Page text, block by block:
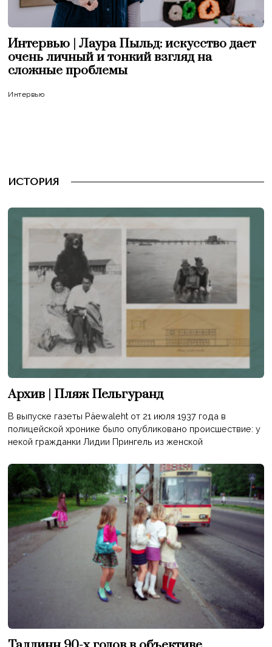
Интервью | Лаура Пыльд: искусство дает
очень личный и тонкий взгляд на
сложные проблемы
Интервью
ИСТОРИЯ
Архив | Пляж Пельгуранд
В выпуске газеты Päewaleht от 21 июля 1937 года в
полицейской хронике было опубликовано происшествие: у
некой гражданки Лидии Прингель из женской